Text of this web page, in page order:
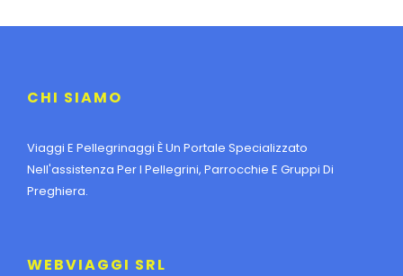
CHI SIAMO
Viaggi E Pellegrinaggi È Un Portale Specializzato
Nell'assistenza Per I Pellegrini, Parrocchie E Gruppi Di
Preghiera.
WEBVIAGGI SRL